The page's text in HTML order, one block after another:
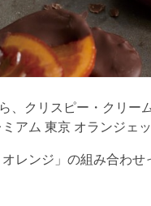
、クリスピー・クリー
アム 東京 オランジェ
レンジ」の組み合わせ